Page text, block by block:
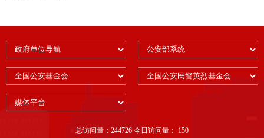
总访问量：244726 今日访问量： 150